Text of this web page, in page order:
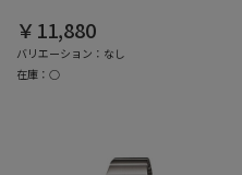
￥11,880
バリエーション：なし
在庫：○